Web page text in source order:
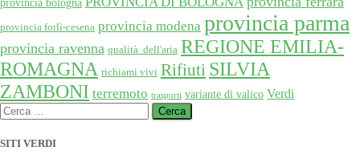
provincia forlì-cesena provincia modena provincia parma
provincia ravenna qualità dell'aria REGIONE EMILIA-
ROMAGNA richiami vivi Rifiuti SILVIA
ZAMBONI terremoto trasporti variante di valico Verdi
Ricerca
per:
SITI VERDI